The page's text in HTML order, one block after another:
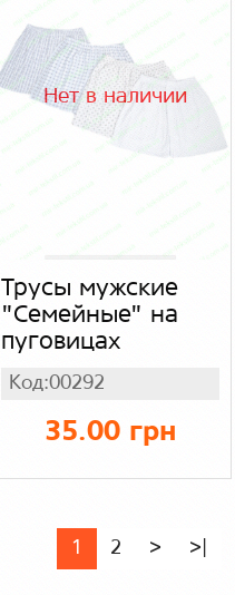
Нет в наличии
Трусы мужские
"Семейные" на
пуговицах
Код:00292
35.00 грн
1 2 > >|